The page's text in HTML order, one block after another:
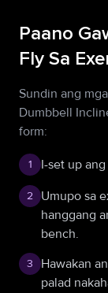
Paano
Fly Sa
Sundin ang
Dumbbell
form:
1 I-set up
2
Umupo sa
hanggang
bench.
3
Hawakan
palad